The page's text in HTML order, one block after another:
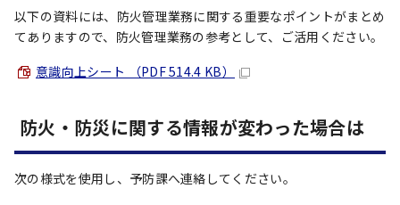
以下の資料には、防火管理業務に関する重要なポイントがまとめ
てありますので、防火管理業務の参考として、ご活用ください。
意識向上シート （PDF 514.4 KB）
防火・防災に関する情報が変わった場合は
次の様式を使用し、予防課へ連絡してください。